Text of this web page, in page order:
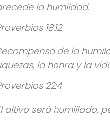
la humildad.
18:12
de la
la honra y la
22:4
altivo será humillado,